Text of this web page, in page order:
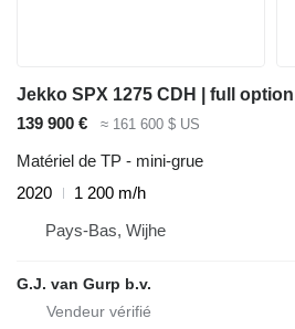
Jekko SPX 1275 CDH | full option
139 900 €
≈ 161 600 $ US
Matériel de TP - mini-grue
2020
1 200 m/h
Pays-Bas, Wijhe
G.J. van Gurp b.v.